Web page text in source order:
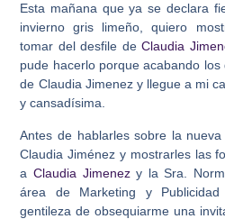
Esta mañana que ya se declara
invierno gris limeño, quiero
tomar del desfile deClaudia
pude hacerlo porque acabando
de Claudia Jimenez y llegue a mi
y cansadísima.
Antes de hablarles sobre la
Claudia Jiménez y mostrarles las
a Claudia Jimenezy la Sra.
área de Marketing y
gentileza de obsequiarme una